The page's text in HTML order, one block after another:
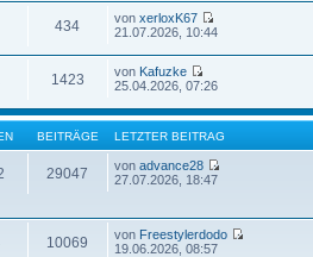
434 von xerloxK67
21.07.2026, 10:44
1423 von Kafuzke
25.04.2026, 07:26
BEITRÄGE LETZTER BEITRAG
29047 von advance28
27.07.2026, 18:47
10069 von Freestylerdodo
19.06.2026, 08:57